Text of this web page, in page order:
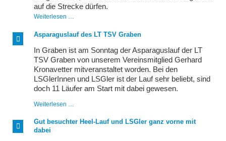
auf die Strecke dürfen.
Weiterlesen …
Asparaguslauf des LT TSV Graben
In Graben ist am Sonntag der Asparaguslauf der LT
TSV Graben von unserem Vereinsmitglied Gerhard
Kronavetter mitveranstaltet worden. Bei den
LSGlerInnen und LSGler ist der Lauf sehr beliebt, sind
doch 11 Läufer am Start mit dabei gewesen.
Weiterlesen …
LT
TSV
Gut besuchter Heel-Lauf und LSGler ganz vorne mit
dabei